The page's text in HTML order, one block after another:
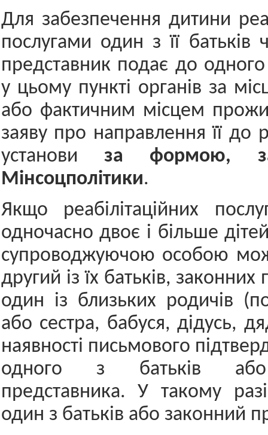
Для забезпечення дитини
послугами один з її батьків
представник подає до одного
у цьому пункті органів за
або фактичним місцем
заяву про направлення її до
установи за формою,
Мінсоцполітики.
Якщо реабілітаційних
одночасно двоє і більше дітей
супроводжуючою особою
другий із їх батьків, законних
один із близьких родичів
або сестра, бабуся, дідусь,
наявності письмового
одного з батьків або
представника. У такому
один з батьків або законний